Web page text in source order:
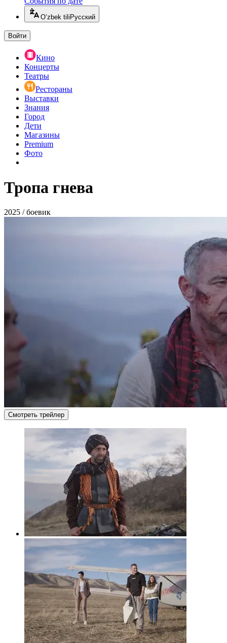
O’zbek tili Русский
Войти
Кино
Концерты
Театры
Рестораны
Выставки
Знания
Город
Дети
Магазины
Premium
Фото
Тропа гнева
2025 / боевик
Смотреть трейлер